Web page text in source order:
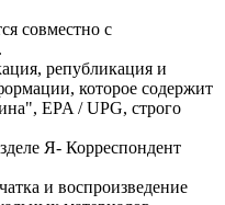
совместно с
републикация и
которое содержит
EPA / UPG, строго
Я- Корреспондент
и воспроизведение